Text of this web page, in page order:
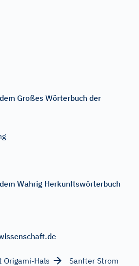
Großes Wörterbuch der
Wahrig Herkunftswörterbuch
Origami-Hals
Sanfter Strom